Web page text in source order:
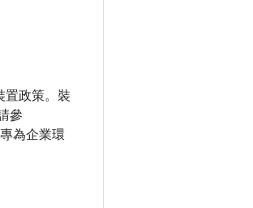
置政策。裝
參
為企業環